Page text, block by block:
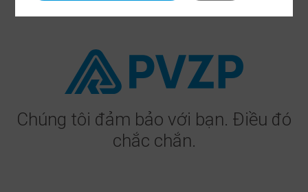
Chúng tôi đảm bảo với bạn. Điều đó
chắc chắn.